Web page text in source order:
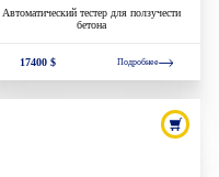
Автоматический тестер для ползучести
бетона
17400 $ Подробнее